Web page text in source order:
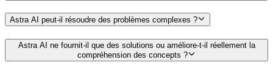
Astra AI peut-il résoudre des problèmes complexes ?
Astra AI ne fournit-il que des solutions ou améliore-t-il réellement la
compréhension des concepts ?